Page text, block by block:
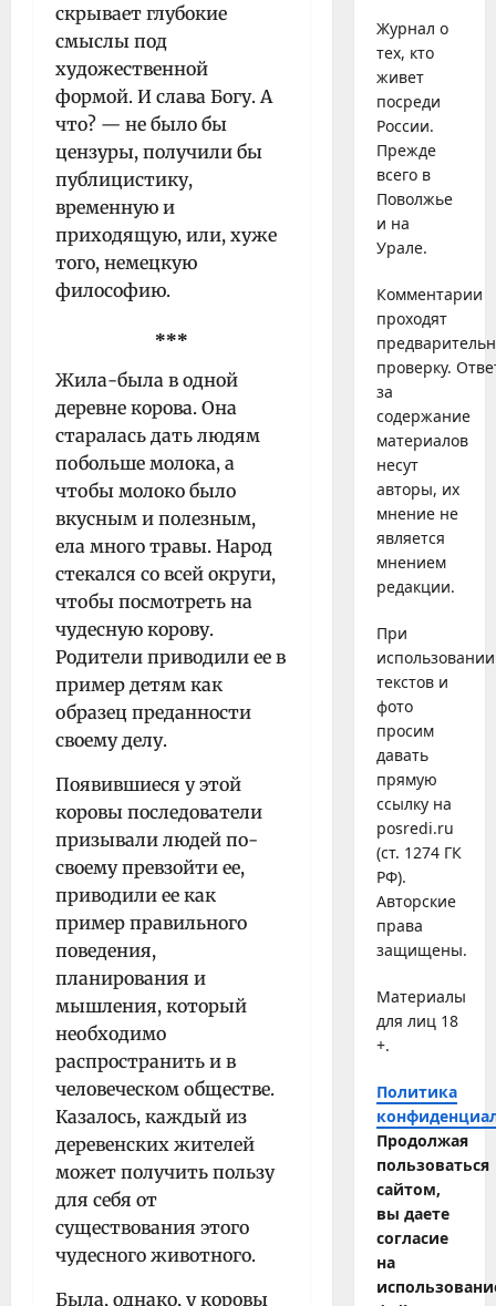
скрывает глубокие
смыслы под
художественной
формой. И слава Богу. А
что? — не было бы
цензуры, получили бы
публицистику,
временную и
приходящую, или, хуже
того, немецкую
философию.
***
Жила-была в одной
деревне корова. Она
старалась дать людям
побольше молока, а
чтобы молоко было
вкусным и полезным,
ела много травы. Народ
стекался со всей округи,
чтобы посмотреть на
чудесную корову.
Родители приводили ее в
пример детям как
образец преданности
своему делу.
Появившиеся у этой
коровы последователи
призывали людей по-
своему превзойти ее,
приводили ее как
пример правильного
поведения,
планирования и
мышления, который
необходимо
распространить и в
человеческом обществе.
Казалось, каждый из
деревенских жителей
может получить пользу
для себя от
существования этого
чудесного животного.
Была, однако, у коровы
Журнал о
тех, кто
живет
посреди
России.
Прежде
всего в
Поволжье
и на
Урале.
Комментарии
проходят
проверку.
за
содержание
материалов
несут
авторы, их
мнение не
является
мнением
редакции.
При
использовании
текстов и
фото
просим
давать
прямую
ссылку на
posredi.ru
(ст. 1274 ГК
РФ).
Авторские
права
защищены.
Материалы
для лиц 18
+.
Политика
Продолжая
пользоваться
сайтом,
вы даете
согласие
на